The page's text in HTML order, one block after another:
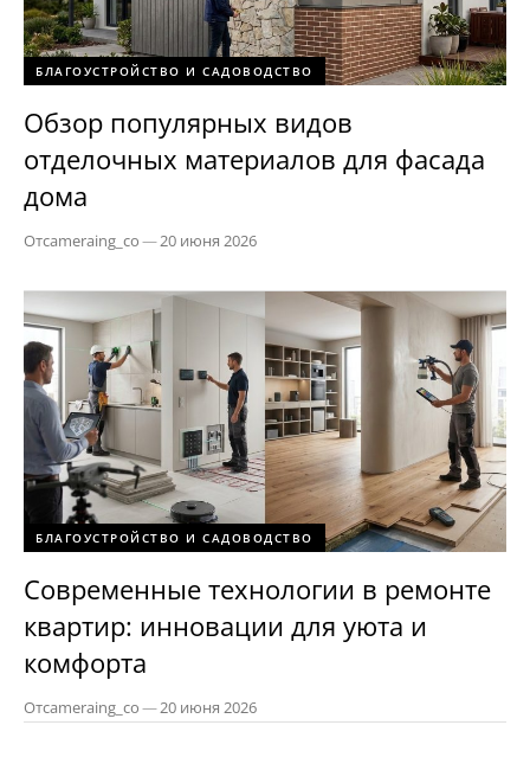
БЛАГОУСТРОЙСТВО И САДОВОДСТВО
Обзор популярных видов
отделочных материалов для фасада
дома
Отcameraing_co—20 июня 2026
БЛАГОУСТРОЙСТВО И САДОВОДСТВО
Современные технологии в ремонте
квартир: инновации для уюта и
комфорта
Отcameraing_co—20 июня 2026